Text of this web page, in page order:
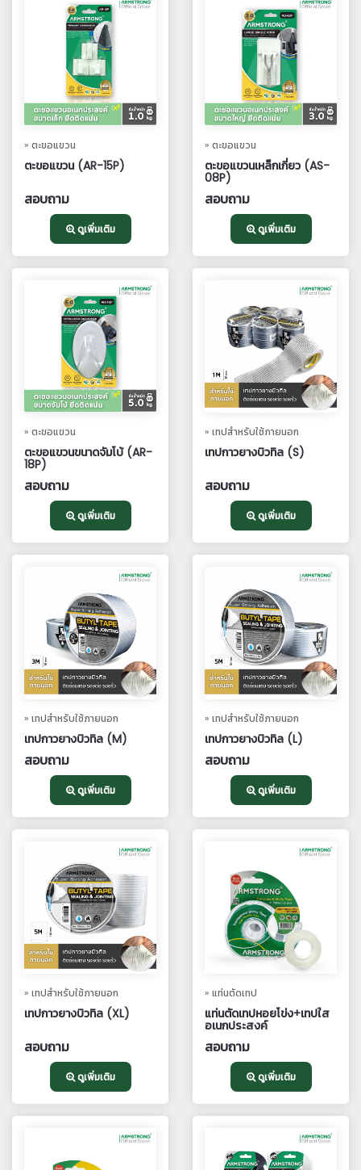
» ตะขอแขวน
ตะขอแขวน (AR-15P)
สอบถาม
ดูเพิ่มเติม
» ตะขอแขวน
ตะขอแขวนเหล็กเกี่ยว (AS-
08P)
สอบถาม
ดูเพิ่มเติม
» ตะขอแขวน
ตะขอแขวนขนาดจัมโบ้ (AR-
18P)
สอบถาม
ดูเพิ่มเติม
» เทปสำหรับใช้ภายนอก
เทปกาวยางบิวทิล (S)
สอบถาม
ดูเพิ่มเติม
» เทปสำหรับใช้ภายนอก
เทปกาวยางบิวทิล (M)
สอบถาม
ดูเพิ่มเติม
» เทปสำหรับใช้ภายนอก
เทปกาวยางบิวทิล (L)
สอบถาม
ดูเพิ่มเติม
» เทปสำหรับใช้ภายนอก
เทปกาวยางบิวทิล (XL)
สอบถาม
ดูเพิ่มเติม
» แท่นตัดเทป
แท่นตัดเทปหอยโข่ง+เทปใส
อเนกประสงค์
สอบถาม
ดูเพิ่มเติม